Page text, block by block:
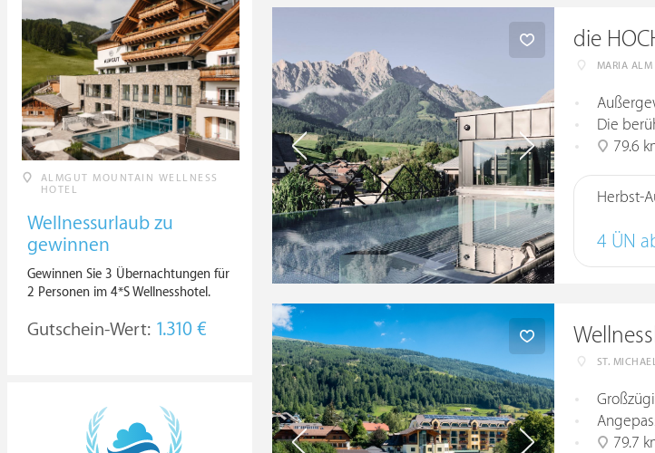
die
MARIA ALM
Die
79.6
Herbst-
4 ÜN
ST.
79.7
ALMGUT MOUNTAIN WELLNESS
HOTEL
Wellnessurlaub zu
gewinnen
Gewinnen Sie 3 Übernachtungen für
2 Personen im 4*S Wellnesshotel.
Gutschein-Wert: 1.310 €